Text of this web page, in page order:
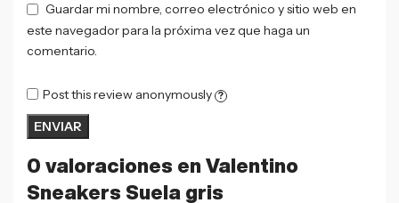
0 valoraciones en Valentino
Sneakers Suela gris
Guardar mi nombre, correo electrónico y sitio web en
este navegador para la próxima vez que haga un
comentario.
Post this review anonymously ?